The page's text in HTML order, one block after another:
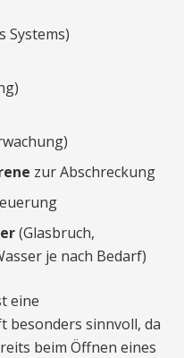
Systems)
zur Abschreckung
(Glasbruch,
je nach Bedarf)
eine
besonders sinnvoll, da
beim Öffnen eines